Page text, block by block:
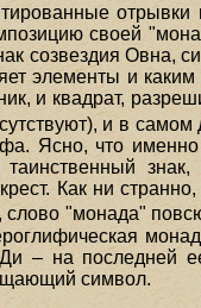
отрывки
своей
созвездия Овна,
элементы и
и квадрат,
и в самом
Ясно, что
Как ни
слово "монада"
Ди – на последней
символ.